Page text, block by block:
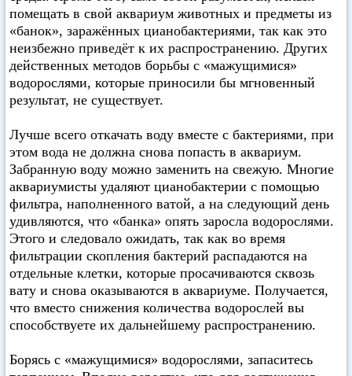
помещать в свой аквариум животных и предметы из
«банок», заражённых цианобактериями, так как это
неизбежно приведёт к их распространению. Других
действенных методов борьбы с «мажущимися»
водорослями, которые приносили бы мгновенный
результат, не существует.
Лучше всего откачать воду вместе с бактериями, при
этом вода не должна снова попасть в аквариум.
Забранную воду можно заменить на свежую. Многие
аквариумисты удаляют цианобактерии с помощью
фильтра, наполненного ватой, а на следующий день
удивляются, что «банка» опять заросла водорослями.
Этого и следовало ожидать, так как во время
фильтрации скопления бактерий распадаются на
отдельные клетки, которые просачиваются сквозь
вату и снова оказываются в аквариуме. Получается,
что вместо снижения количества водорослей вы
способствуете их дальнейшему распространению.
Борясь с «мажущимися» водорослями, запаситесь